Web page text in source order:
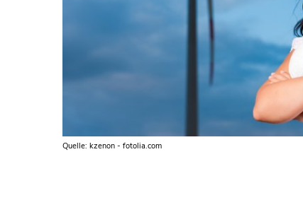
Quelle: kzenon - fotolia.com